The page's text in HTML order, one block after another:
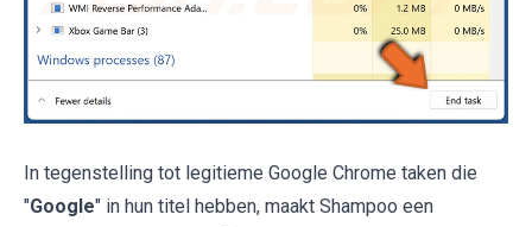
In tegenstelling tot legitieme Google Chrome taken die
"Google" in hun titel hebben, maakt Shampoo een